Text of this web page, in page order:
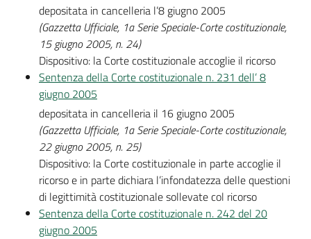
depositata in cancelleria l’8 giugno 2005
(Gazzetta Ufficiale, 1a Serie Speciale-Corte costituzionale,
15 giugno 2005, n. 24)
Dispositivo: la Corte costituzionale accoglie il ricorso
Sentenza della Corte costituzionale n. 231 dell’ 8
giugno 2005
depositata in cancelleria il 16 giugno 2005
(Gazzetta Ufficiale, 1a Serie Speciale-Corte costituzionale,
22 giugno 2005, n. 25)
Dispositivo: la Corte costituzionale in parte accoglie il
ricorso e in parte dichiara l’infondatezza delle questioni
di legittimità costituzionale sollevate col ricorso
Sentenza della Corte costituzionale n. 242 del 20
giugno 2005